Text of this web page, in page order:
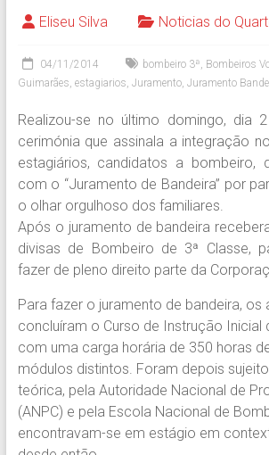
Eliseu Silva Noticias do
04/11/2014 bombeiro 3ª, Bombeiros
Guimarães, estagiarios, Juramento, Juramento
Realizou-se no último domingo, dia
cerimónia que assinala a integração
estagiários, candidatos a bombeiro,
com o “Juramento de Bandeira” por
o olhar orgulhoso dos familiares.
Após o juramento de bandeira
divisas de Bombeiro de 3ª Classe,
fazer de pleno direito parte da
Para fazer o juramento de bandeira,
concluíram o Curso de Instrução Inicial
com uma carga horária de 350 horas
módulos distintos. Foram depois
teórica, pela Autoridade Nacional de
(ANPC) e pela Escola Nacional de
encontravam-se em estágio em